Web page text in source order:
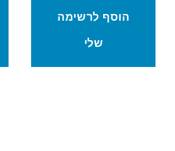
הוסף לרשימה
שלי